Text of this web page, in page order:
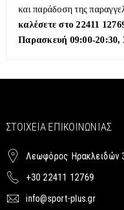
και παράδοση της
καλέσετε στο 22411
Παρασκευή 09:00-20:30,
ΣΤΟΙΧΕΊΑ ΕΠΙΚΟΙΝΩΝΊΑΣ
Λεωφόρος Ηρακλειδών
+30 22411 12769
info@sport-plus.gr